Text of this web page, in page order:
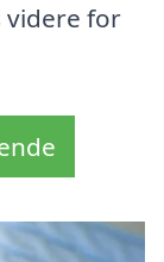
videre for